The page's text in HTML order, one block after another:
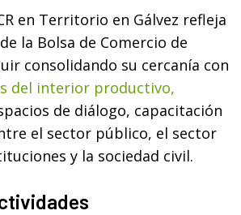
en Territorio en Gálvez refleja
la Bolsa de Comercio de
consolidando su cercanía con
del interior productivo,
de diálogo, capacitación
el sector público, el sector
y la sociedad civil.